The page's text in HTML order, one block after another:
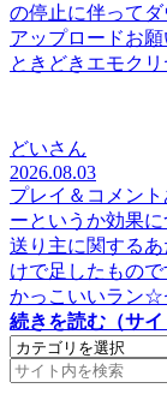
の停止に伴って
アップロードお願
ときどきエモク
どいさん
2026.08.03
プレイ＆コメン
ーというか効果
送り主に関する
けで足したもので
かっこいいラン☆
続きを読む（サイ